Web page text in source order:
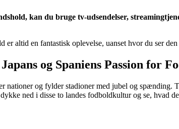
kan du bruge tv-udsendelser,
altid en fantastisk oplevelse, uanset hvor du ser
og Spaniens Passion for
nationer og fylder stadioner med jubel og spænding.
ned i disse to landes fodboldkultur og se, hvad